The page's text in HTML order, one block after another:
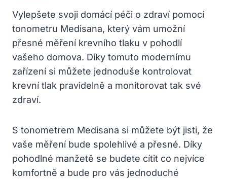
Vylepšete svoji domácí péči o zdraví pomocí
tonometru Medisana, který vám umožní
přesné měření krevního tlaku v pohodlí
vašeho domova. Díky tomuto modernímu
zařízení si můžete jednoduše kontrolovat
krevní tlak pravidelně a monitorovat tak své
zdraví.
S tonometrem Medisana si můžete být jisti, že
vaše měření bude spolehlivé a přesné. Díky
pohodlné manžetě se budete cítit co nejvíce
komfortně a bude pro vás jednoduché